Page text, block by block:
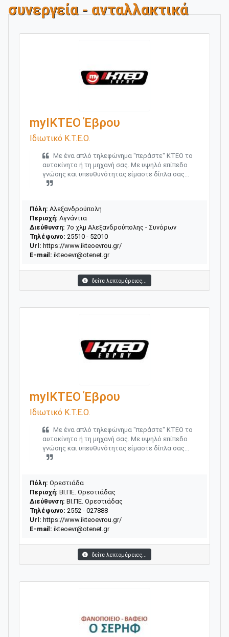
συνεργεία - ανταλλακτικά
myΙΚΤΕΟ Έβρου
Ιδιωτικό Κ.Τ.Ε.Ο.
Με ένα απλό τηλεφώνημα "περάστε" ΚΤΕΟ το
αυτοκίνητο ή τη μηχανή σας. Με υψηλό επίπεδο
γνώσης και υπευθυνότητας είμαστε δίπλα σας...
Πόλη: Αλεξανδρούπολη
Περιοχή: Αγνάντια
Διεύθυνση: 7ο χλμ Αλεξανδρούπολης - Συνόρων
Τηλέφωνο: 25510 - 52010
Url: https://www.ikteoevrou.gr/
E-mail: ikteoevr@otenet.gr
δείτε λεπτομέρειες...
myΙΚΤΕΟ Έβρου
Ιδιωτικό Κ.Τ.Ε.Ο.
Με ένα απλό τηλεφώνημα "περάστε" ΚΤΕΟ το
αυτοκίνητο ή τη μηχανή σας. Με υψηλό επίπεδο
γνώσης και υπευθυνότητας είμαστε δίπλα σας...
Πόλη: Ορεστιάδα
Περιοχή: ΒΙ.ΠΕ. Ορεστιάδας
Διεύθυνση: ΒΙ.ΠΕ. Ορεστιάδας
Τηλέφωνο: 2552 - 027888
Url: https://www.ikteoevrou.gr/
E-mail: ikteoevr@otenet.gr
δείτε λεπτομέρειες...